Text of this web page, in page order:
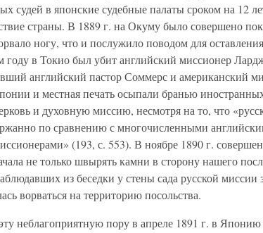
судей в японские судебные палаты сроком на 12
страны. В 1889 г. на Окуму было совершено
ногу, что и послужило поводом для
году в Токио был убит английский миссионер
английский пастор Соммерс и американский
и местная печать осыпали бранью
и духовную миссию, несмотря на то, что
по сравнению с многочисленными
(193, с. 553). В ноябре 1890 г.
не только швырять камни в сторону нашего
из беседки у стены сада русской
ворваться на территорию посольства.
неблагоприятную пору в апреле 1891 г. в